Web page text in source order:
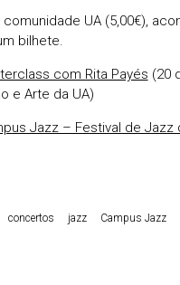
UA (5,00€),
bilhete.
com Rita Payés (20
e Arte da UA)
Jazz – Festival de Jazz
concertos jazz Campus Jazz